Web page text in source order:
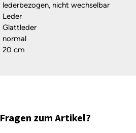
lederbezogen, nicht wechselbar
Leder
Glattleder
normal
20 cm
Fragen zum Artikel?